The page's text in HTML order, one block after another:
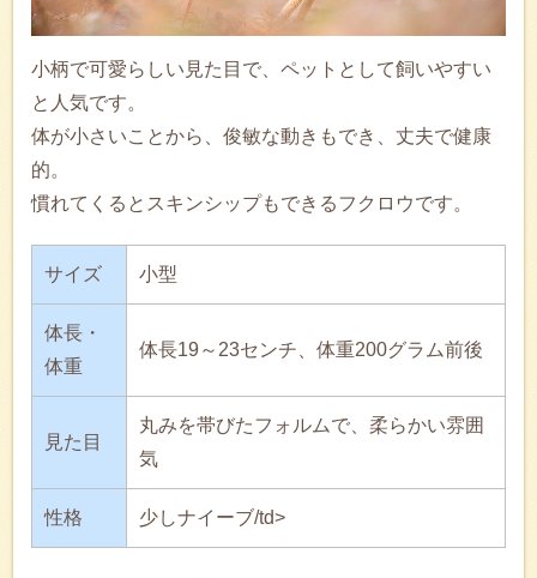
小柄で可愛らしい見た目で、ペットとして飼いやすい
と人気です。
体が小さいことから、俊敏な動きもでき、丈夫で健康
的。
慣れてくるとスキンシップもできるフクロウです。
サイズ 小型
体長・
体重
体長19～23センチ、体重200グラム前後
見た目
丸みを帯びたフォルムで、柔らかい雰囲
気
性格 少しナイーブ/td>